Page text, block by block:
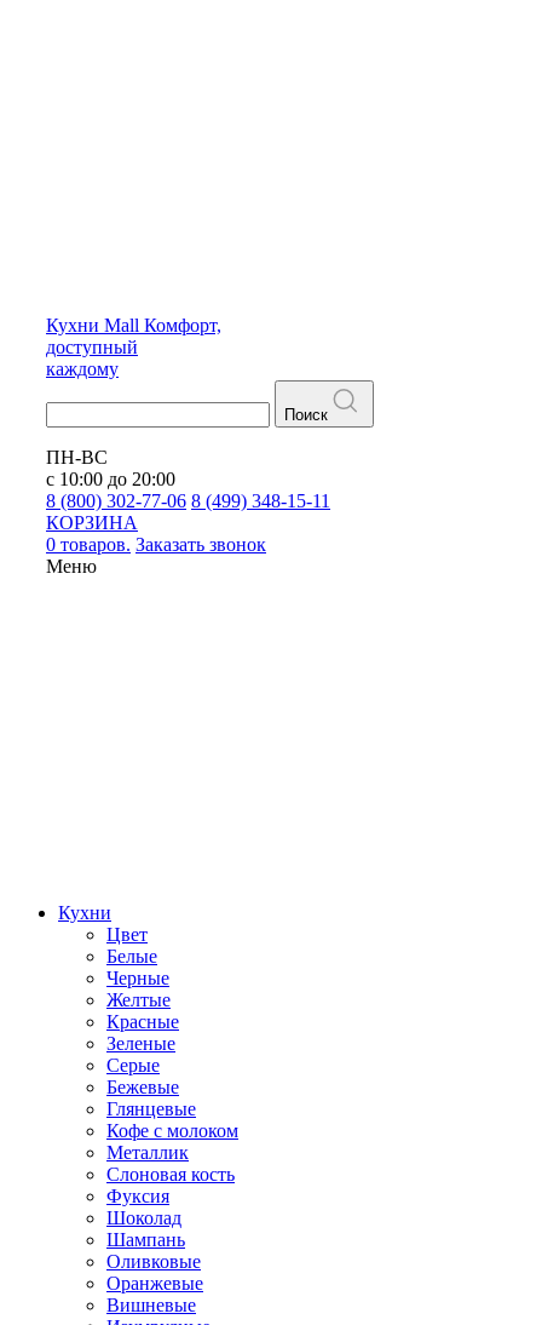
Кухни Mall Комфорт,
доступный
каждому
Поиск
ПН-ВС
с 10:00 до 20:00
8 (800) 302-77-06 8 (499) 348-15-11
КОРЗИНА
0 товаров. Заказать звонок
Меню
Кухни
Цвет
Белые
Черные
Желтые
Красные
Зеленые
Серые
Бежевые
Глянцевые
Кофе с молоком
Металлик
Слоновая кость
Фуксия
Шоколад
Шампань
Оливковые
Оранжевые
Вишневые